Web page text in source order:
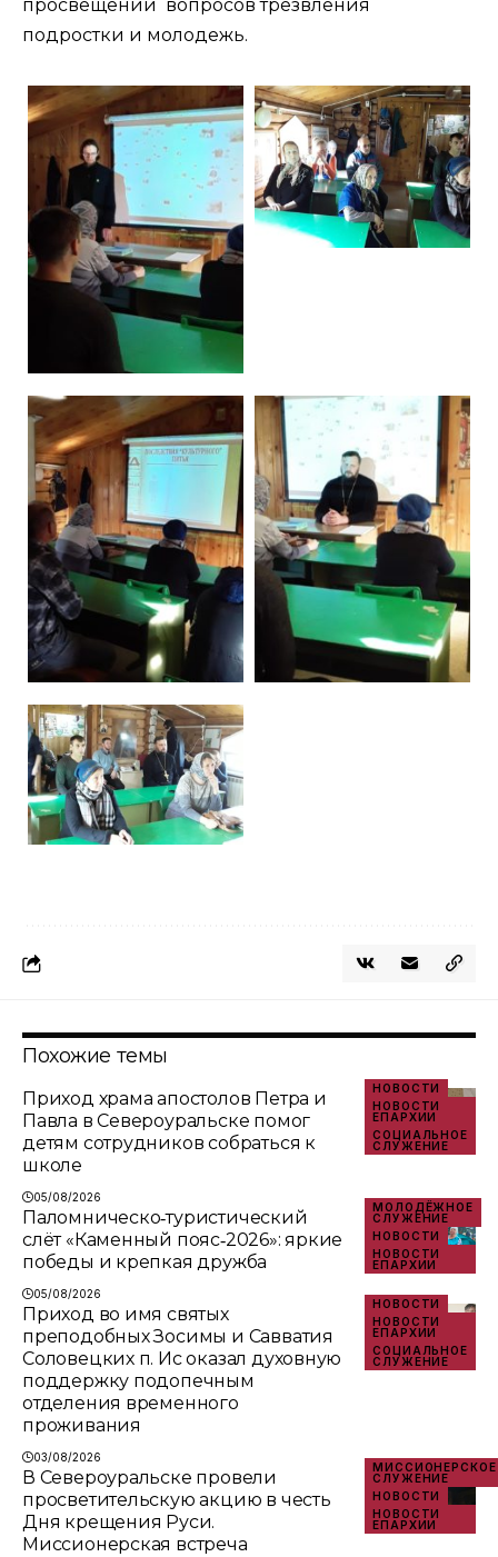
просвещении вопросов трезвления
подростки и молодежь.
Похожие темы
НОВОСТИ
НОВОСТИ
ЕПАРХИИ
СОЦИАЛЬНОЕ
СЛУЖЕНИЕ
Приход храма апостолов Петра и
Павла в Североуральске помог
детям сотрудников собраться к
школе
05/08/2026
МОЛОДЁЖНОЕ
СЛУЖЕНИЕ
НОВОСТИ
НОВОСТИ
ЕПАРХИИ
Паломническо‑туристический
слёт «Каменный пояс‑2026»: яркие
победы и крепкая дружба
05/08/2026
НОВОСТИ
НОВОСТИ
ЕПАРХИИ
СОЦИАЛЬНОЕ
СЛУЖЕНИЕ
Приход во имя святых
преподобных Зосимы и Савватия
Соловецких п. Ис оказал духовную
поддержку подопечным
отделения временного
проживания
03/08/2026
МИССИОНЕРСКОЕ
СЛУЖЕНИЕ
НОВОСТИ
НОВОСТИ
ЕПАРХИИ
В Североуральске провели
просветительскую акцию в честь
Дня крещения Руси.
Миссионерская встреча